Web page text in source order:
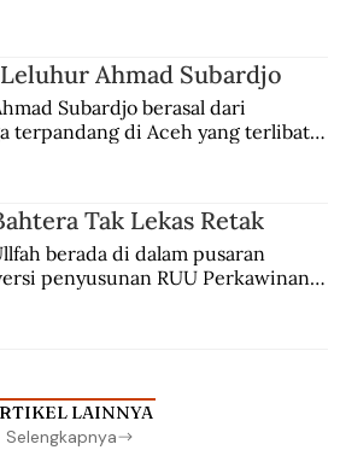
Ahmad Subardjo
Subardjo berasal dari
terpandang di Aceh yang terlibat
Tak Lekas Retak
berada di dalam pusaran
penyusunan RUU Perkawinan.
LAINNYA
Selengkapnya